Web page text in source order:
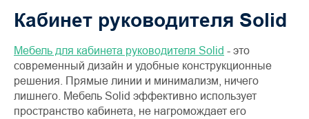
Кабинет руководителя Solid
Мебель для кабинета руководителя Solid - это
современный дизайн и удобные конструкционные
решения. Прямые линии и минимализм, ничего
лишнего. Мебель Solid эффективно использует
пространство кабинета, не нагромождает его